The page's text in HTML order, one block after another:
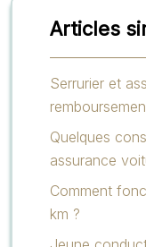
Articles
Serrurier et
Quelques
assurance
Comment
km ?